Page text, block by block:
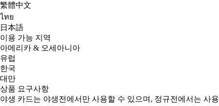
繁體中文
ไทย
日本語
이용 가능 지역
아메리카 & 오세아니아
유럽
한국
대만
상품 요구사항
야생 카드는 야생전에서만 사용할 수 있으며, 정규전에서는 사용